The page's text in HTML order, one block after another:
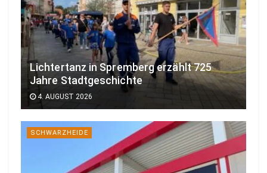
Lichtertanz in Spremberg erzählt 725
Jahre Stadtgeschichte
4. AUGUST 2026
SCHWARZHEIDE